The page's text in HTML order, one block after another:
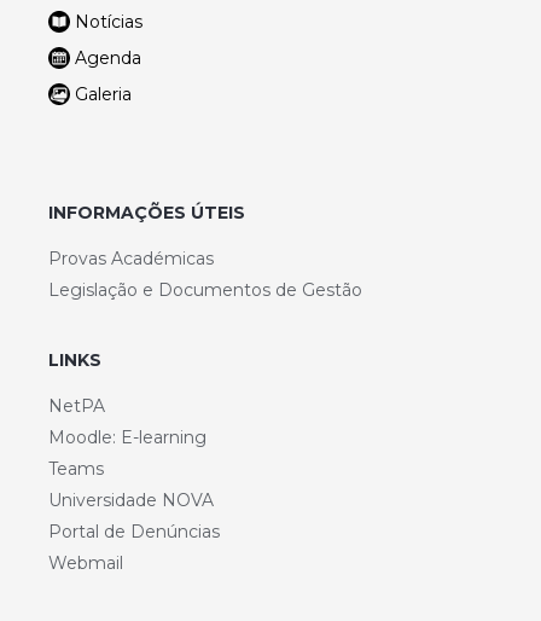
Notícias
Agenda
Galeria
INFORMAÇÕES ÚTEIS
Provas Académicas
Legislação e Documentos de Gestão
LINKS
NetPA
Moodle: E-learning
Teams
Universidade NOVA
Portal de Denúncias
Webmail